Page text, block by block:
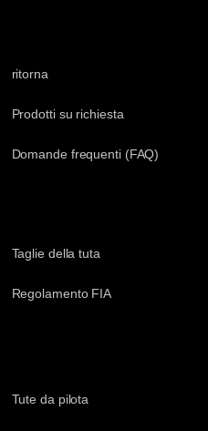
ritorna
Prodotti su richiesta
Domande frequenti (FAQ)
Taglie della tuta
Regolamento FIA
Tute da pilota